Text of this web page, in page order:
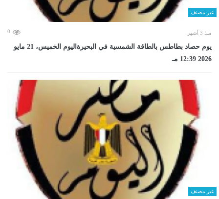
غير مصنف
منذ 3 أشهر 0
يوم حصاد بطاطس بالطاقة الشمسية في البحيرةاليوم الخميس، 21 مايو
2026 12:39 مـ
غير مصنف